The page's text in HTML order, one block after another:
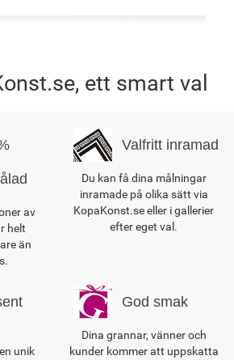
ett smart val
av
helt
än
Valfritt inramad
Du kan få dina målningar
inramade på olika sätt via
KopaKonst.se eller i gallerier
efter eget val.
unik
God smak
Dina grannar, vänner och
kunder kommer att uppskatta